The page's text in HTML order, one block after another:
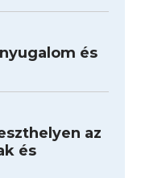
és
az
és